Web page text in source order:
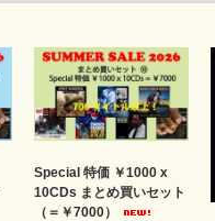
Special 特価 ￥1000 x
10CDs まとめ買いセット
（＝￥7000）